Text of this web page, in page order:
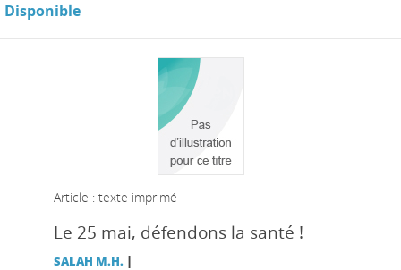
Disponible
Article : texte imprimé
Le 25 mai, défendons la santé !
SALAH M.H. |